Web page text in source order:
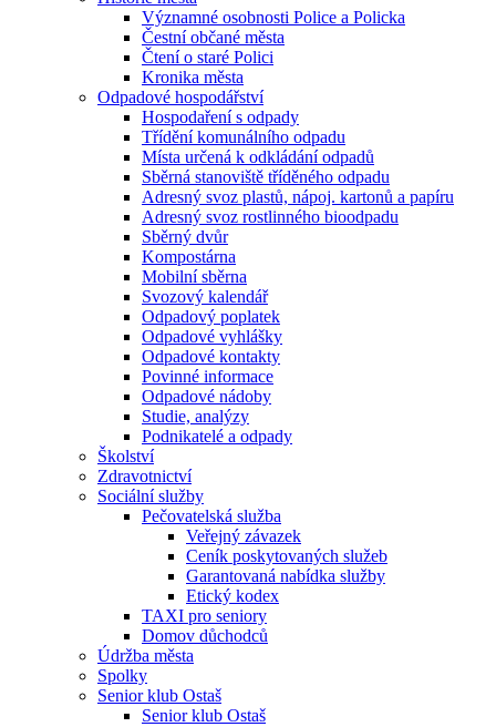
Významné osobnosti Police a Policka
Čestní občané města
Čtení o staré Polici
Kronika města
Odpadové hospodářství
Hospodaření s odpady
Třídění komunálního odpadu
Místa určená k odkládání odpadů
Sběrná stanoviště tříděného odpadu
Adresný svoz plastů, nápoj. kartonů a papíru
Adresný svoz rostlinného bioodpadu
Sběrný dvůr
Kompostárna
Mobilní sběrna
Svozový kalendář
Odpadový poplatek
Odpadové vyhlášky
Odpadové kontakty
Povinné informace
Odpadové nádoby
Studie, analýzy
Podnikatelé a odpady
Školství
Zdravotnictví
Sociální služby
Pečovatelská služba
Veřejný závazek
Ceník poskytovaných služeb
Garantovaná nabídka služby
Etický kodex
TAXI pro seniory
Domov důchodců
Údržba města
Spolky
Senior klub Ostaš
Senior klub Ostaš